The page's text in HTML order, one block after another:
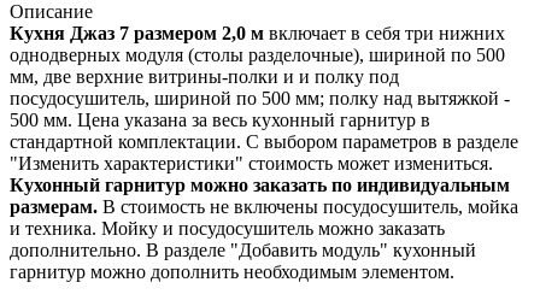
Описание
Кухня Джаз 7 размером 2,0 м включает в себя три нижних
однодверных модуля (столы разделочные), шириной по 500
мм, две верхние витрины-полки и и полку под
посудосушитель, шириной по 500 мм; полку над вытяжкой -
500 мм. Цена указана за весь кухонный гарнитур в
стандартной комплектации. С выбором параметров в разделе
"Изменить характеристики" стоимость может измениться.
Кухонный гарнитур можно заказать по индивидуальным
размерам. В стоимость не включены посудосушитель, мойка
и техника. Мойку и посудосушитель можно заказать
дополнительно. В разделе "Добавить модуль" кухонный
гарнитур можно дополнить необходимым элементом.